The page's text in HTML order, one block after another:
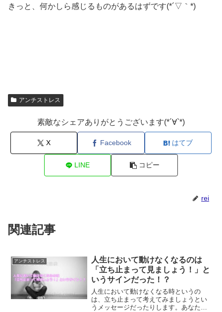
きっと、何かしら感じるものがあるはずです(*´▽｀*)
アンチストレス
素敵なシェアありがとうございます(*´∀`*)
X Facebook はてブ
LINE コピー
rei
関連記事
アンチストレス
人生において動けなくなるのは
「立ち止まって見ましょう！」と
いうサインだった！？
人生において動けなくなる時というの
は、立ち止まって考えてみましょうとい
うメッセージだったりします。あなたに